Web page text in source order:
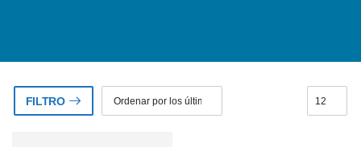
FILTRO